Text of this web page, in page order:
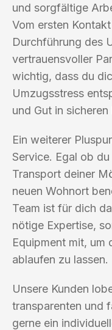
und sorgfältige
Vom ersten
Durchführung des
vertrauensvoller
wichtig, dass du
Umzugsstress
und Gut in
Ein weiterer
Service. Egal ob
Transport deiner
neuen Wohnort
Team ist für dich
nötige Expertise,
Equipment mit, um
ablaufen zu lassen.
Unsere Kunden
transparenten und
gerne ein